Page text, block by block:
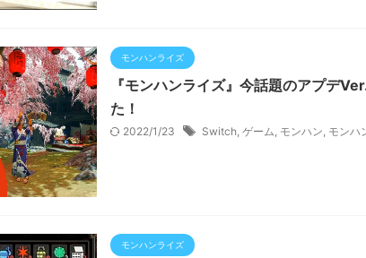
モンハンライズ
『モンハンライズ』今話題のアプデ
た！
2022/1/23 Switch ゲーム モンハン モンハ
モンハンライズ